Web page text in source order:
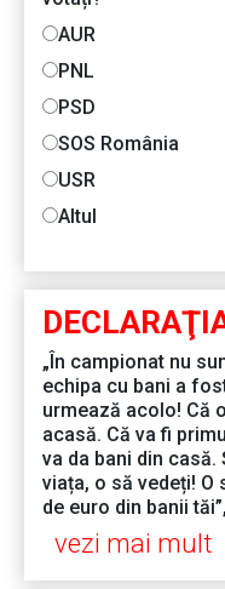
AUR
PNL
PSD
SOS România
USR
Altul
„În campionat nu
echipa cu bani a
urmează acolo! Că
acasă. Că va fi
va da bani din
viața, o să vedeți! O
de euro din banii
vezi mai mult